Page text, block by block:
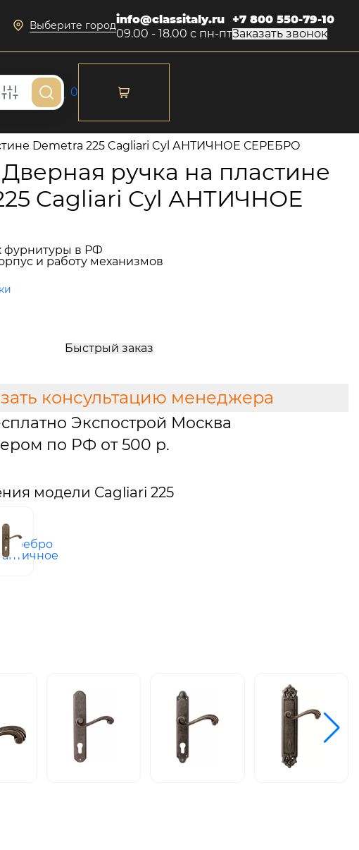
Выберите городinfo@classitaly.ru
09.00 - 18.00 с пн-пт
+7 800 550-79-10
Заказать звонок
0
Demetra 225 Cagliari Cyl АНТИЧНОЕ СЕРЕБРО
ручка на пластине
Cagliari Cyl АНТИЧНОЕ
фурнитуры в РФ
и работу механизмов
Быстрый заказ
консультацию менеджера
Экспострой Москва
по РФ от 500 р.
модели Cagliari 225
серебро
античное